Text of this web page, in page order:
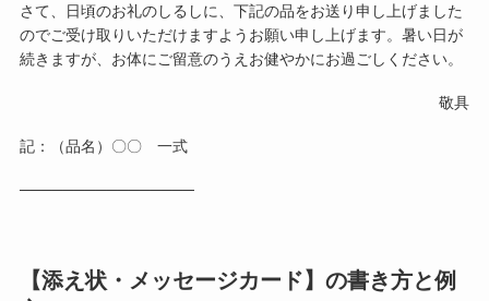
さて、日頃のお礼のしるしに、下記の品をお送り申し上げました
のでご受け取りいただけますようお願い申し上げます。暑い日が
続きますが、お体にご留意のうえお健やかにお過ごしください。
敬具
記：（品名）〇〇 一式
────────────────
【添え状・メッセージカード】の書き方と例